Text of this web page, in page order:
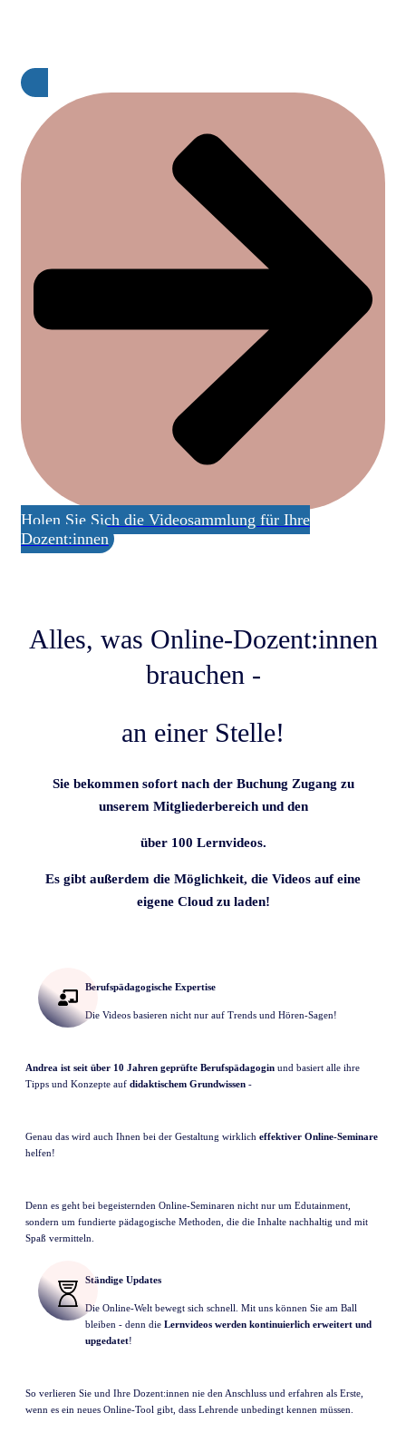
Holen Sie Sich die Videosammlung für Ihre
Dozent:innen
Alles, was Online-Dozent:innen
brauchen -
an einer Stelle!
Sie bekommen sofort nach der Buchung Zugang zu
unserem Mitgliederbereich und den
über 100 Lernvideos.
Es gibt außerdem die Möglichkeit, die Videos auf eine
eigene Cloud zu laden!
Berufspädagogische Expertise
Die Videos basieren nicht nur auf Trends und Hören-Sagen!
Andrea ist seit über 10 Jahren geprüfte Berufspädagogin und basiert alle ihre
Tipps und Konzepte auf didaktischem Grundwissen -
Genau das wird auch Ihnen bei der Gestaltung wirklich effektiver Online-Seminare
helfen!
Denn es geht bei begeisternden Online-Seminaren nicht nur um Edutainment,
sondern um fundierte pädagogische Methoden, die die Inhalte nachhaltig und mit
Spaß vermitteln.
Ständige Updates
Die Online-Welt bewegt sich schnell. Mit uns können Sie am Ball
bleiben - denn die Lernvideos werden kontinuierlich erweitert und
upgedatet!
So verlieren Sie und Ihre Dozent:innen nie den Anschluss und erfahren als Erste,
wenn es ein neues Online-Tool gibt, dass Lehrende unbedingt kennen müssen.